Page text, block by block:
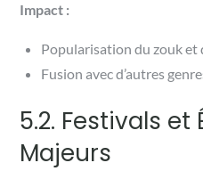
Impact :
Popularisation du zouk et
Fusion avec d’autres
5.2. Festivals
Majeurs